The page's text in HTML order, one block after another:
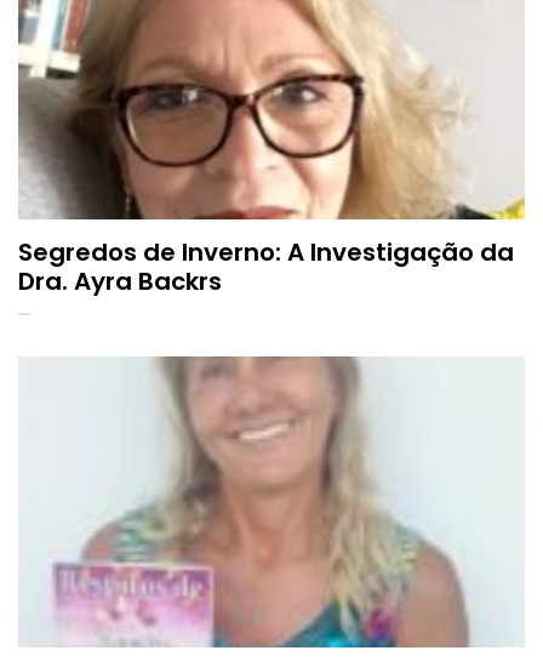
Segredos de Inverno: A Investigação da
Dra. Ayra Backrs